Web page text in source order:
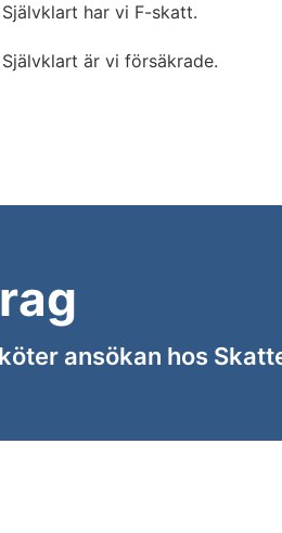
Självklart har vi F-skatt.
Självklart är vi försäkrade.
ansökan hos